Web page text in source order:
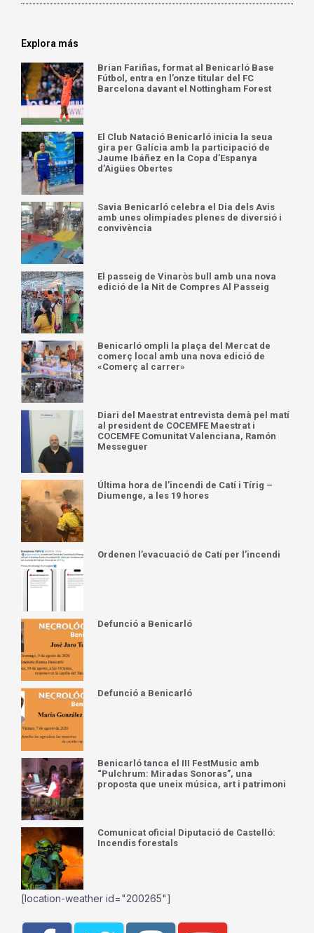
Explora más
Brian Fariñas, format al Benicarló Base
Fútbol, entra en l’onze titular del FC
Barcelona davant el Nottingham Forest
El Club Natació Benicarló inicia la seua
gira per Galícia amb la participació de
Jaume Ibáñez en la Copa d’Espanya
d’Aigües Obertes
Savia Benicarló celebra el Dia dels Avis
amb unes olimpíades plenes de diversió i
convivència
El passeig de Vinaròs bull amb una nova
edició de la Nit de Compres Al Passeig
Benicarló ompli la plaça del Mercat de
comerç local amb una nova edició de
«Comerç al carrer»
Diari del Maestrat entrevista demà pel matí
al president de COCEMFE Maestrat i
COCEMFE Comunitat Valenciana, Ramón
Messeguer
Última hora de l’incendi de Catí i Tírig –
Diumenge, a les 19 hores
Ordenen l’evacuació de Catí per l’incendi
Defunció a Benicarló
Defunció a Benicarló
Benicarló tanca el III FestMusic amb
“Pulchrum: Miradas Sonoras”, una
proposta que uneix música, art i patrimoni
Comunicat oficial Diputació de Castelló:
Incendis forestals
[location-weather id="200265"]